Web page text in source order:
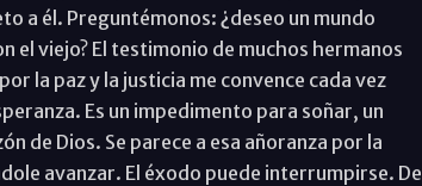
a él. Preguntémonos: ¿deseo un mundo
el viejo? El testimonio de muchos hermanos
la paz y la justicia me convence cada vez
Es un impedimento para soñar, un
de Dios. Se parece a esa añoranza por la
avanzar. El éxodo puede interrumpirse. De